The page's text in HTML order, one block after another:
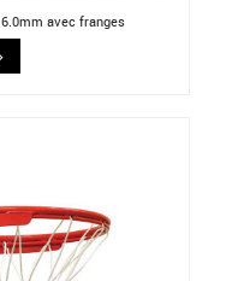
avec franges